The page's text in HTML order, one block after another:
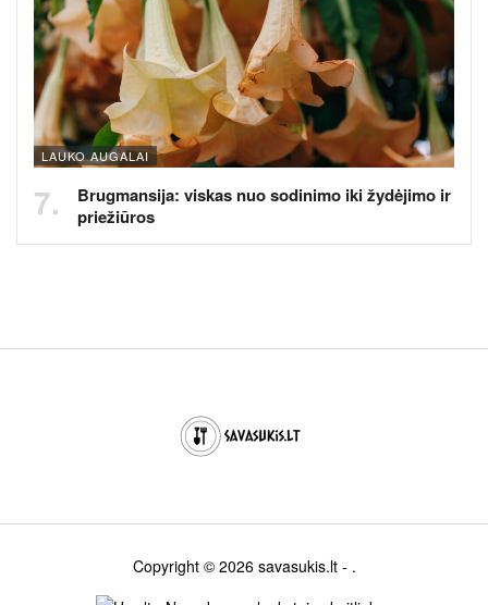
LAUKO AUGALAI
Brugmansija: viskas nuo sodinimo iki žydėjimo ir
priežiūros
Copyright © 2026 savasukis.lt- .